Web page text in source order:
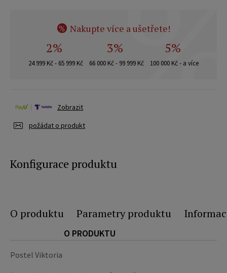
% Nakupte více a ušetřete!
2%
24 999 Kč - 65 999 Kč
3%
66 000 Kč - 99 999 Kč
5%
100 000 Kč - a více
požádat o produkt
Zobrazit
Konfigurace produktu
O produktu Parametry produktu
O PRODUKTU
Postel Viktoria